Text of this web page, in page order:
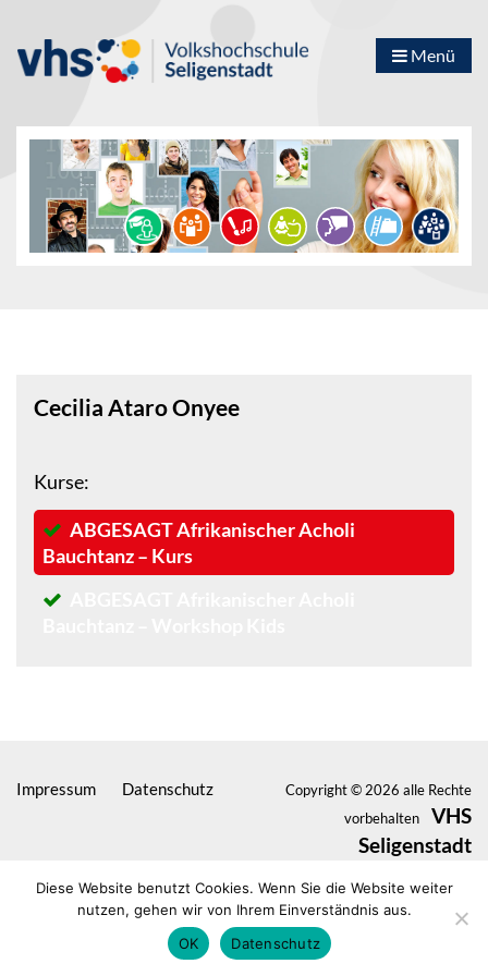
Menü
Cecilia Ataro Onyee
Kurse:
ABGESAGT Afrikanischer Acholi
Bauchtanz – Kurs
Impressum Datenschutz
Copyright © 2026 alle Rechte
vorbehalten
VHS
Seligenstadt
Diese Website benutzt Cookies. Wenn Sie die Website weiter
nutzen, gehen wir von Ihrem Einverständnis aus.
OK
Datenschutz